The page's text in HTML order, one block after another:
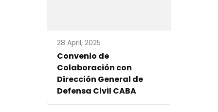
28 April, 2025
Convenio de
Colaboración con
Dirección General de
Defensa Civil CABA